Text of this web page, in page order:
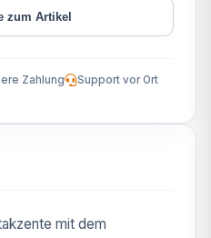
zum Artikel
Zahlung Support vor Ort
mit dem